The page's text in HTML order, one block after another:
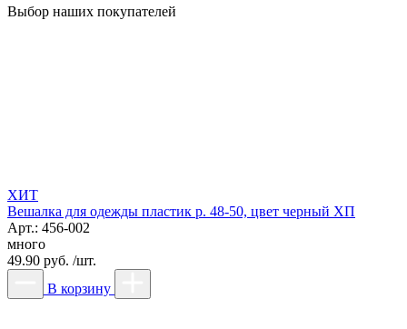
Выбор наших покупателей
ХИТ
Вешалка для одежды пластик р. 48-50, цвет черный ХП
Арт.: 456-002
много
49.90 руб. /шт.
В корзину